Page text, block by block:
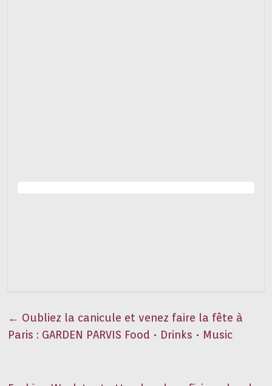
← Oubliez la canicule et venez faire la fête à
Paris : GARDEN PARVIS Food • Drinks • Music